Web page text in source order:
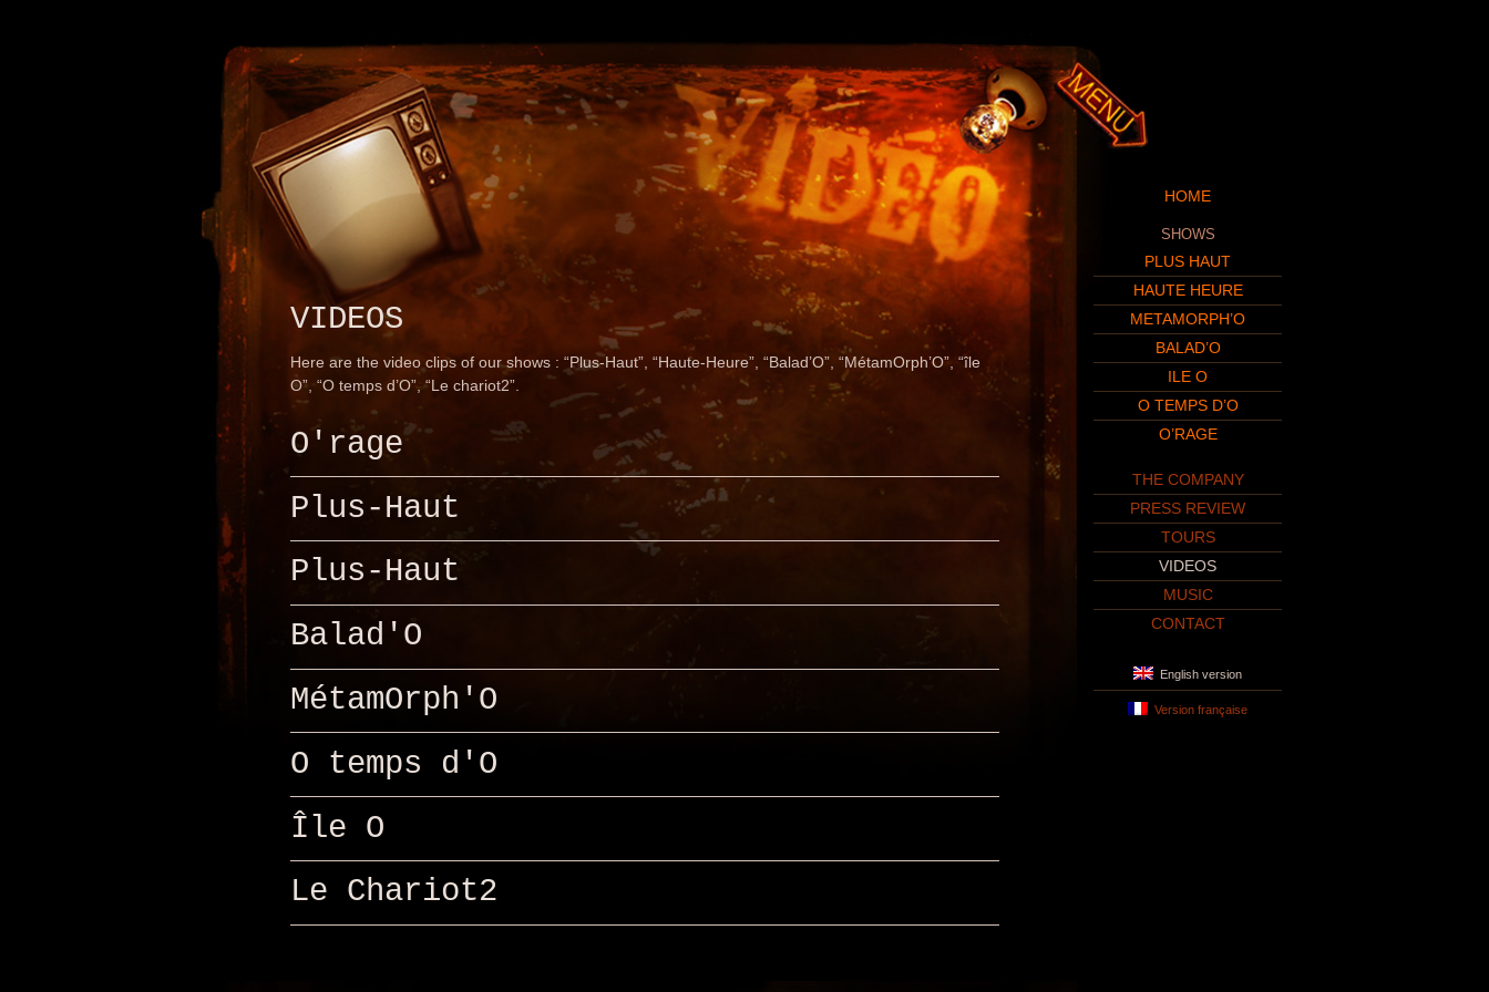
VIDEOS
Here are the video clips of our shows : “Plus-Haut”, “Haute-Heure”, “Balad’O”, “MétamOrph’O”, “île
O”, “O temps d’O”, “Le chariot2”.
O'rage
Plus-Haut
Plus-Haut
Balad'O
MétamOrph'O
O temps d'O
Île O
Le Chariot2
HOME
SHOWS
PLUS HAUT
HAUTE HEURE
METAMORPH’O
BALAD’O
ILE O
O TEMPS D’O
O’RAGE
THE COMPANY
PRESS REVIEW
TOURS
VIDEOS
MUSIC
CONTACT
English version
Version française